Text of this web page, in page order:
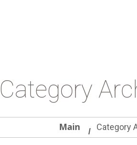
Category
Main Category